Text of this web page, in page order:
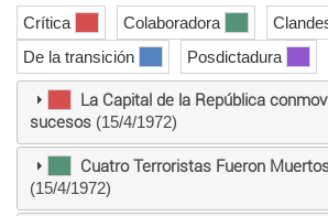
Crítica Colaboradora
De la transición
Posdictadura
La Capital de la República
sucesos(15/4/1972)
Cuatro Terroristas Fueron
(15/4/1972)